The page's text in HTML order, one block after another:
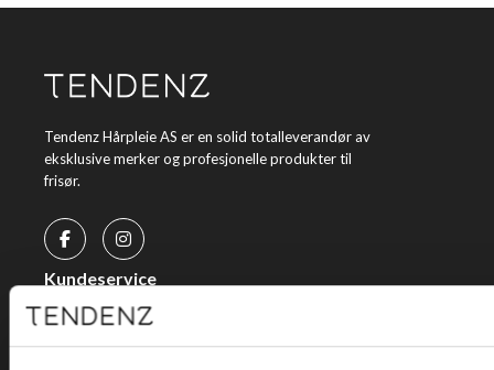
Tendenz Hårpleie AS er en solid totalleverandør av
eksklusive merker og profesjonelle produkter til
frisør.
Kundeservice
Kjøpsvilkår